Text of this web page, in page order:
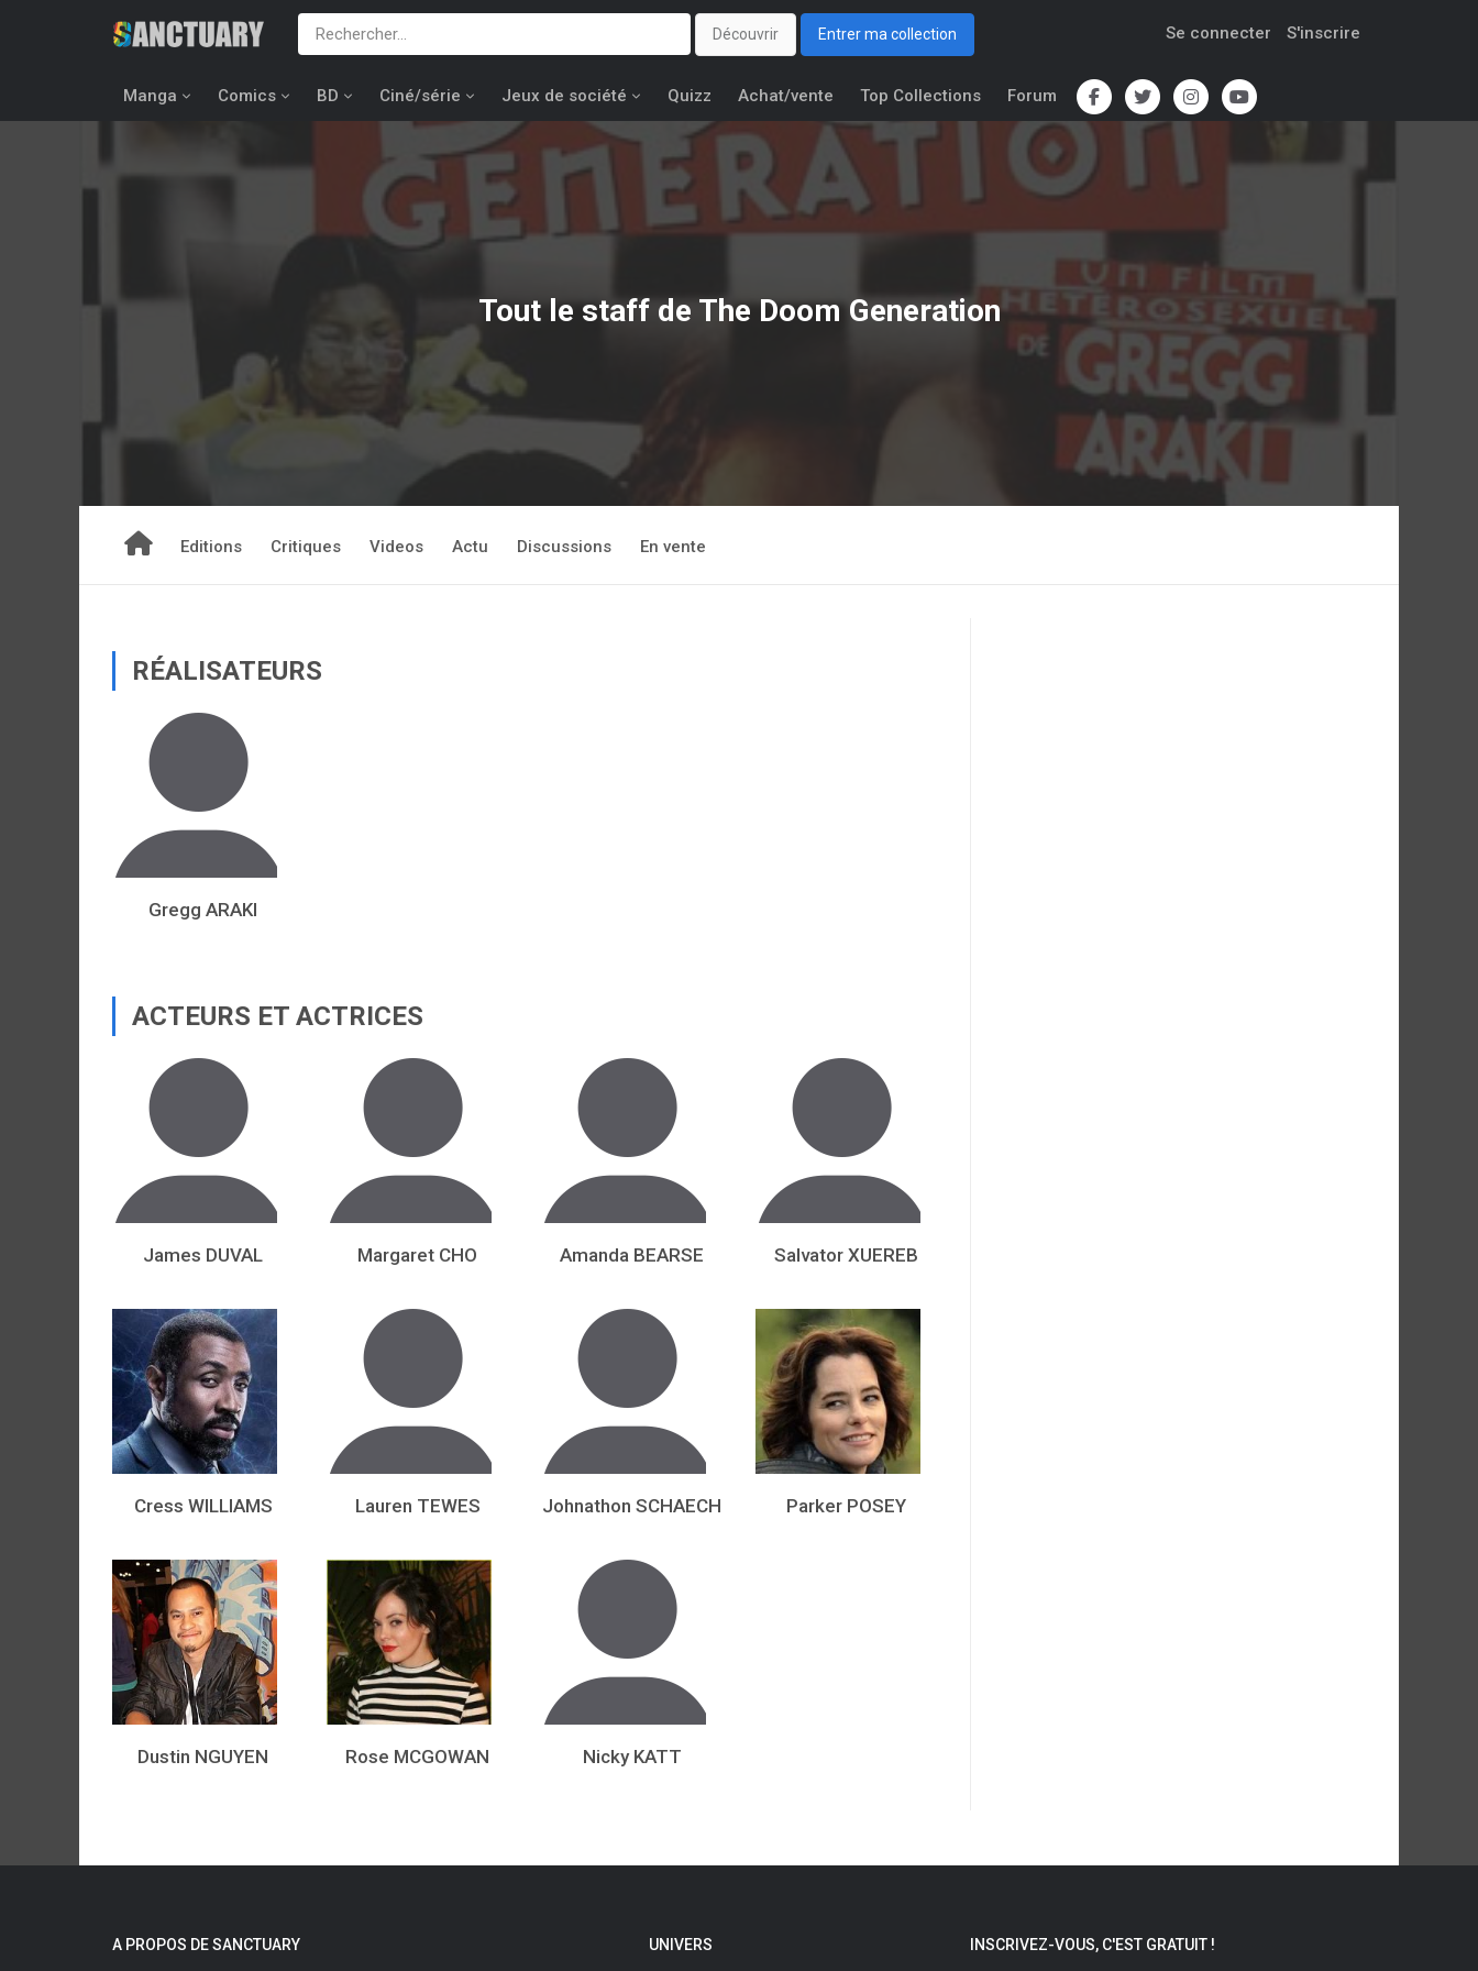
Découvrir Entrer ma collection Se connecter S'inscrire
Manga Comics BD Ciné/série Jeux de société Quizz Achat/vente Top Collections Forum
Tout le staff de The Doom Generation
Editions Critiques Videos Actu Discussions En vente
RÉALISATEURS
Gregg ARAKI
ACTEURS ET ACTRICES
James DUVAL Margaret CHO Amanda BEARSE Salvator XUEREB
Cress WILLIAMS Lauren TEWES Johnathon SCHAECH Parker POSEY
Dustin NGUYEN Rose MCGOWAN Nicky KATT
A PROPOS DE SANCTUARY UNIVERS INSCRIVEZ-VOUS, C'EST GRATUIT !